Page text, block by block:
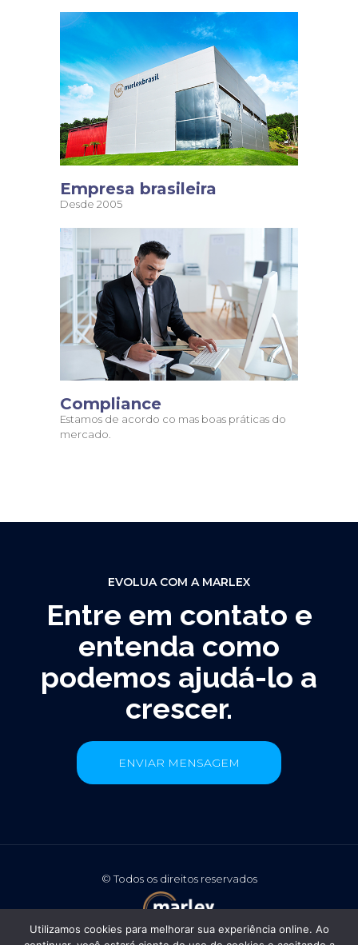
Empresa brasileira
Desde 2005
Compliance
Estamos de acordo co mas boas práticas do
mercado.
EVOLUA COM A MARLEX
Entre em contato e
entenda como
podemos ajudá-lo a
crescer.
ENVIAR MENSAGEM
©️ Todos os direitos reservados
Utilizamos cookies para melhorar sua experiência online. Ao